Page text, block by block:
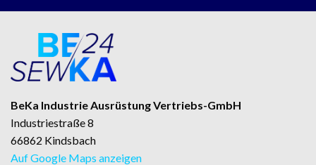
BeKa Industrie Ausrüstung Vertriebs-GmbH
Industriestraße 8
66862 Kindsbach
Auf Google Maps anzeigen